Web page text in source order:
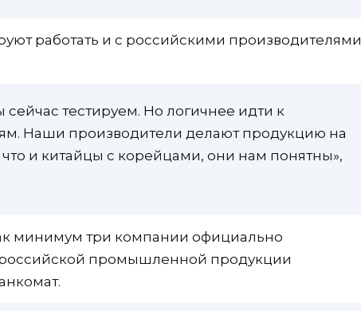
работать и с российскими производителями
тестируем. Но логичнее идти к
Наши производители делают продукцию на
и китайцы с корейцами, они нам понятны»,
минимум три компании официально
российской промышленной продукции